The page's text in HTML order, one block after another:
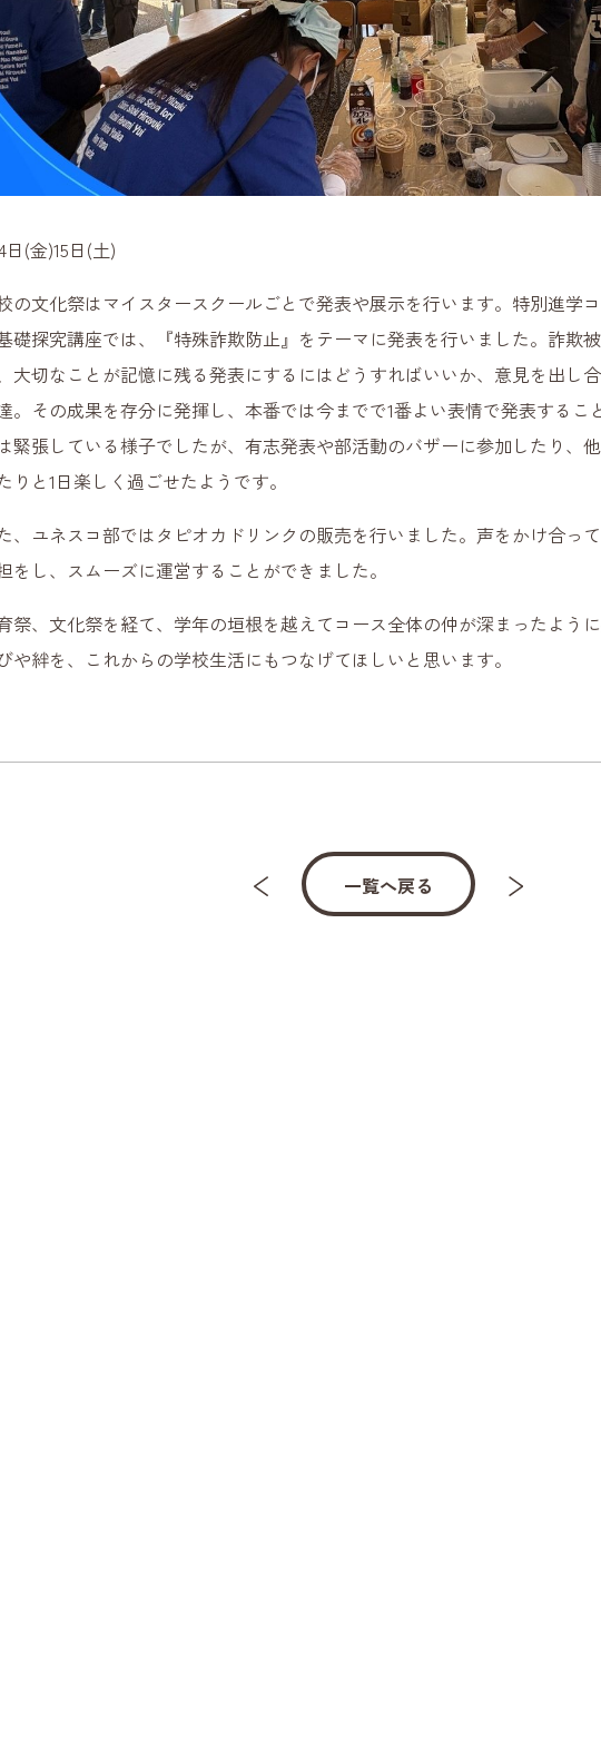
日(金)15日(土)
文化祭はマイスタースクールごとで発表や展示を行います。特別進学
礎探究講座では、『特殊詐欺防止』をテーマに発表を行いました。詐欺
大切なことが記憶に残る発表にするにはどうすればいいか、意見を出し
。その成果を存分に発揮し、本番では今までで1番よい表情で発表するこ
緊張している様子でしたが、有志発表や部活動のバザーに参加したり、
りと1日楽しく過ごせたようです。
ユネスコ部ではタピオカドリンクの販売を行いました。声をかけ合っ
をし、スムーズに運営することができました。
、文化祭を経て、学年の垣根を越えてコース全体の仲が深まったよう
や絆を、これからの学校生活にもつなげてほしいと思います。
一覧へ戻る